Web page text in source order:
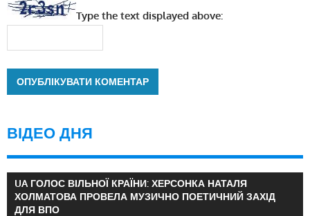
Type the text displayed above:
ВІДЕО ДНЯ
UA ГОЛОС ВІЛЬНОЇ КРАЇНИ: ХЕРСОНКА НАТАЛЯ
ХОЛМАТОВА ПРОВЕЛА МУЗИЧНО ПОЕТИЧНИЙ ЗАХІД
ДЛЯ ВПО